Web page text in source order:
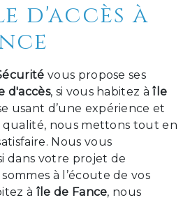
d'accès à
vous propose ses
d'accès, si vous habitez àîle
usant d’une expérience et
qualité, nous mettons tout en
Nous vous
dans votre projet de
à l’écoute de vos
à île de Fance, nous